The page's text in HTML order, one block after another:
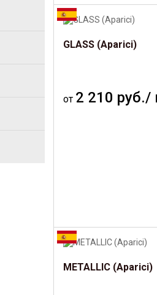
GLASS (Aparici)
от 2 210 руб./
METALLIC (Aparici)